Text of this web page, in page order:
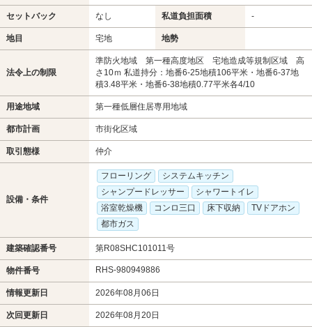
セットバック なし 私道負担面積 -
地目 宅地 地勢
法令上の制限
準防火地域 第一種高度地区 宅地造成等規制区域 高
さ10ｍ 私道持分：地番6-25地積106平米・地番6-37地
積3.48平米・地番6-38地積0.77平米各4/10
用途地域 第一種低層住居専用地域
都市計画 市街化区域
取引態様 仲介
設備・条件
フローリング
システムキッチン
シャンプードレッサー
シャワートイレ
浴室乾燥機
コンロ三口 床下収納
TVドアホン
都市ガス
建築確認番号 第R08SHC101011号
物件番号 RHS-980949886
情報更新日 2026年08月06日
次回更新日 2026年08月20日